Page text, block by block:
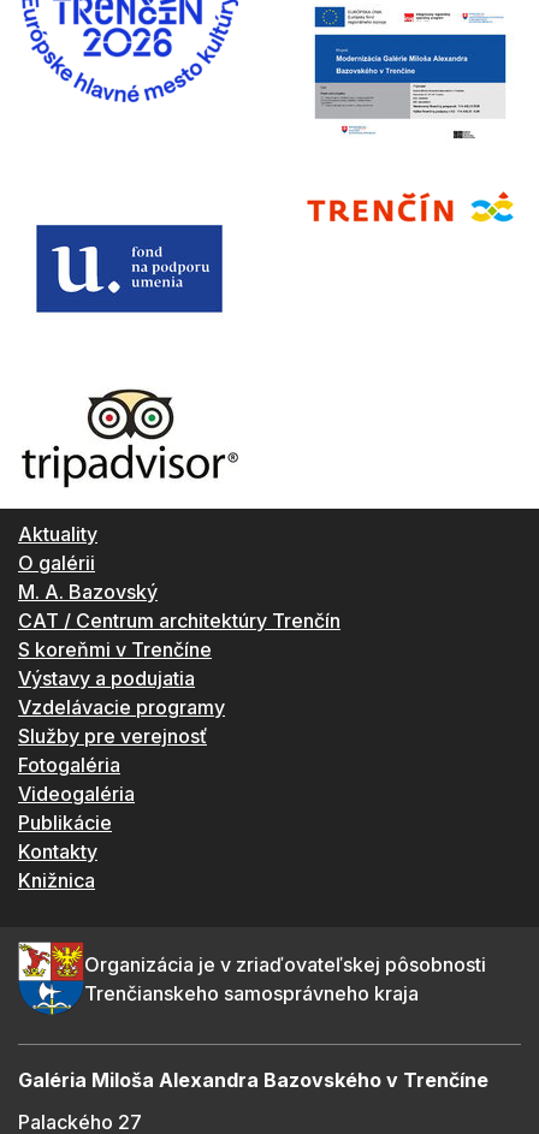
Aktuality
O galérii
M. A. Bazovský
CAT / Centrum architektúry Trenčín
S koreňmi v Trenčíne
Výstavy a podujatia
Vzdelávacie programy
Služby pre verejnosť
Fotogaléria
Videogaléria
Publikácie
Kontakty
Knižnica
Organizácia je v zriaďovateľskej pôsobnosti
Trenčianskeho samosprávneho kraja
Galéria Miloša Alexandra Bazovského v Trenčíne
Palackého 27